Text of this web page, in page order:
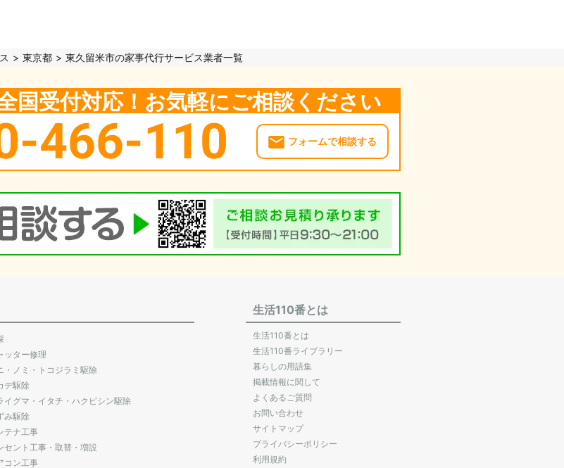
東京都 東久留米市の家事代行サービス業者一覧
国受付対応！お気軽にご相談ください
466-110 フォームで相談する
ッター修理
・ノミ・トコジラミ駆除
デ駆除
イグマ・イタチ・ハクビシン駆除
み駆除
テナ工事
セント工事・取替・増設
コン工事
生活110番とは
生活110番とは
生活110番ライブラリー
暮らしの用語集
掲載情報に関して
よくあるご質問
お問い合わせ
サイトマップ
プライバシーポリシー
利用規約